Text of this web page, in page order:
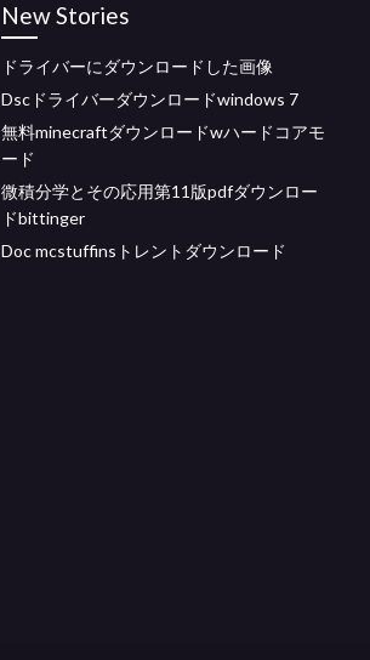
New Stories
ドライバーにダウンロードした画像
Dscドライバーダウンロードwindows 7
無料minecraftダウンロードwハードコアモ
ード
微積分学とその応用第11版pdfダウンロー
ドbittinger
Doc mcstuffinsトレントダウンロード